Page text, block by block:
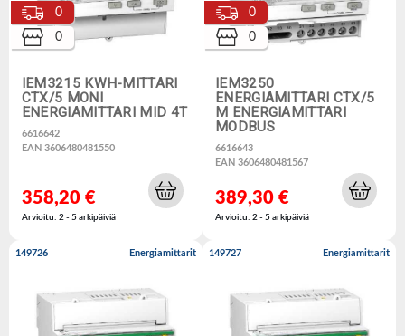
IEM3215 KWH-MITTARI
CTX/5 MONI
ENERGIAMITTARI MID 4T
6616642
EAN 3606480481550
0
0
358,20 €
Arvioitu: 2 - 5 arkipäiviä
IEM3250
ENERGIAMITTARI CTX/5
M ENERGIAMITTARI
MODBUS
6616643
EAN 3606480481567
0
0
389,30 €
Arvioitu: 2 - 5 arkipäiviä
149726 Energiamittarit 149727 Energiamittarit